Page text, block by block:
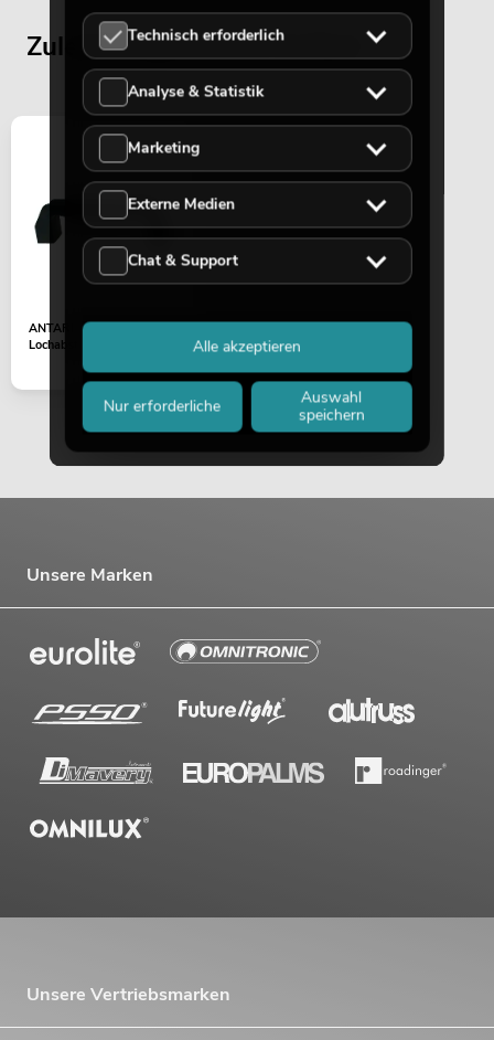
Zuletzt angesehene Artikel
ANTARI Griff Z-1500
Lochabstand 12cm
Unsere Marken
Unsere Vertriebsmarken
Technisch erforderlich
Analyse & Statistik
Marketing
Externe Medien
Chat & Support
Nur erforderliche
Auswahl
speichern
Alle akzeptieren